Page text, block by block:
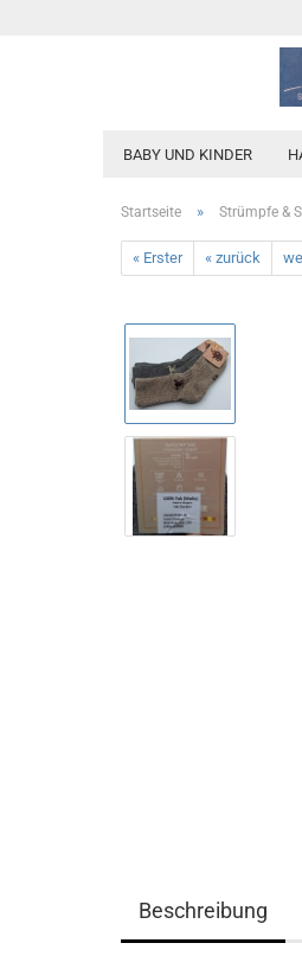
BABY UND KINDER
Startseite » Strümpfe &
« Erster « zurück
Beschreibung